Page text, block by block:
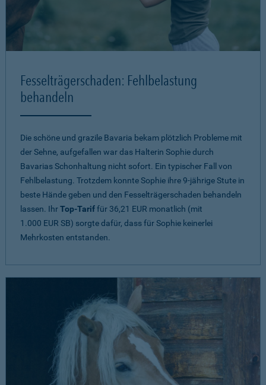
Fesselträgerschaden: Fehlbelastung
behandeln
Die schöne und grazile Bavaria bekam plötzlich Probleme mit
der Sehne, aufgefallen war das Halterin Sophie durch
Bavarias Schonhaltung nicht sofort. Ein typischer Fall von
Fehlbelastung. Trotzdem konnte Sophie ihre 9-jährige Stute in
beste Hände geben und den Fesselträgerschaden behandeln
lassen. IhrTop-Tariffür 36,21 EUR monatlich (mit
1.000 EUR SB) sorgte dafür, dass für Sophie keinerlei
Mehrkosten entstanden.